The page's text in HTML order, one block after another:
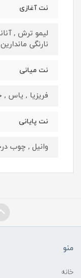
نت آغازی
لیمو ترش ,
نارنگی
نت میانی
فریزیا , یاس ,
نت پایانی
وانیل , چوب
منو
خانه